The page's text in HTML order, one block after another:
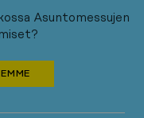
Asuntomessujen